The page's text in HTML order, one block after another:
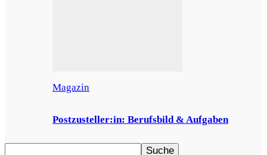
Magazin
Postzusteller:in: Berufsbild & Aufgaben